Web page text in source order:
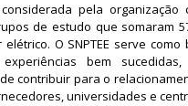
pela
de estudo que somaram
O SNPTEE serve
bem
contribuir para o
universidades e